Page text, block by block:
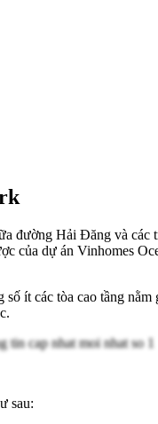
đường Hải Đăng và
của dự án Vinhomes
số ít các tòa cao tầng
sau: